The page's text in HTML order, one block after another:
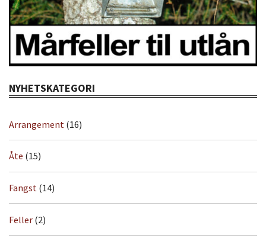
NYHETSKATEGORI
Arrangement (16)
Åte (15)
Fangst (14)
Feller (2)